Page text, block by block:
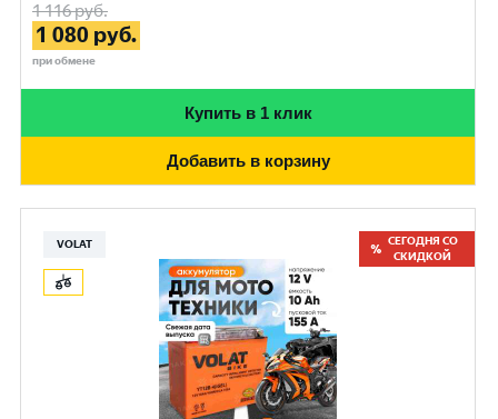
1 116руб.
1 080 руб.
при обмене
Купить в 1 клик
Добавить в корзину
VOLAT
СЕГОДНЯ СО
СКИДКОЙ